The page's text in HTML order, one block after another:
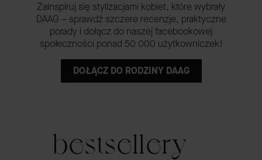
Zainspiruj się stylizacjami kobiet, które wybrały
DAAG – sprawdź szczere recenzje, praktyczne
porady i dołącz do naszej facebookowej
społeczności ponad 50 000 użytkowniczek!
DOŁĄCZ DO RODZINY DAAG
bestsellery